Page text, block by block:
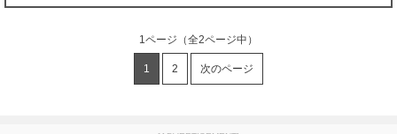
1ページ （全2ページ中）
1 2 次のページ